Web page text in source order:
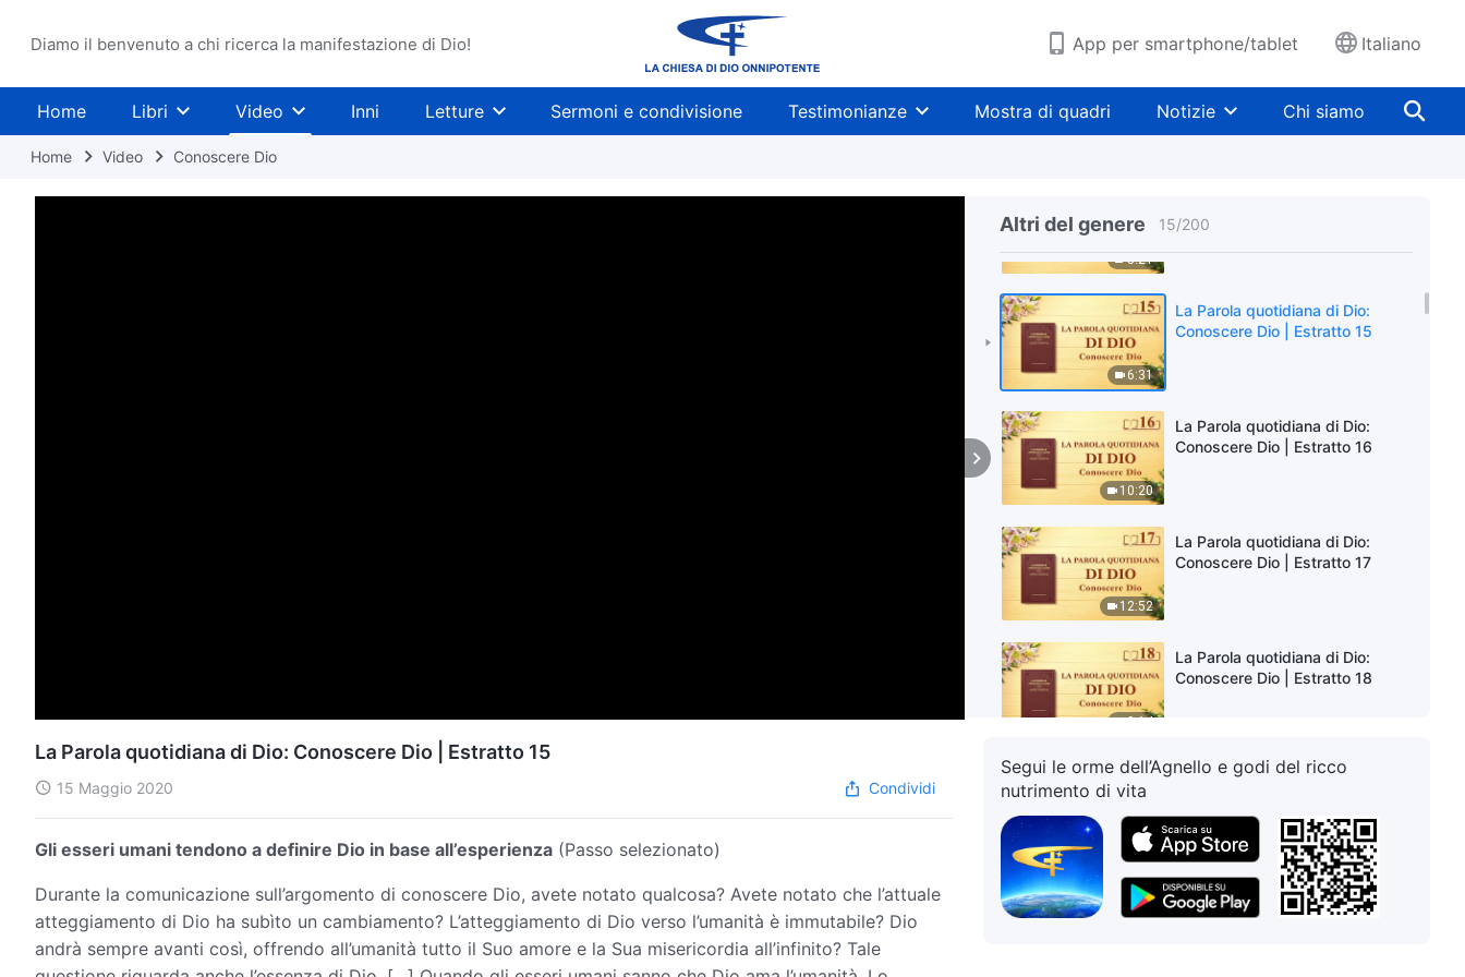
Diamo il benvenuto a chi ricerca la manifestazione di Dio! App per smartphone/tablet Italiano
Home Libri Video Inni Letture Sermoni e condivisione Testimonianze Mostra di quadri Notizie Chi siamo
Home Video Conoscere Dio
Altri del genere 15/200
5:21
Conoscere Dio | Estratto 14
6:31
La Parola quotidiana di Dio:
Conoscere Dio | Estratto 15
10:20
La Parola quotidiana di Dio:
Conoscere Dio | Estratto 16
12:52
La Parola quotidiana di Dio:
Conoscere Dio | Estratto 17
9:14
La Parola quotidiana di Dio:
Conoscere Dio | Estratto 18
5:49
La Parola quotidiana di Dio:
La Parola quotidiana di Dio:
Conoscere Dio | Estratto 20
La Parola quotidiana di Dio: Conoscere Dio | Estratto 15
15 Maggio 2020 Condividi
Gli esseri umani tendono a definire Dio in base all’esperienza (Passo selezionato)
Durante la comunicazione sull’argomento di conoscere Dio, avete notato qualcosa? Avete notato che l’attuale
atteggiamento di Dio ha subìto un cambiamento? L’atteggiamento di Dio verso l’umanità è immutabile? Dio
andrà sempre avanti così, offrendo all’umanità tutto il Suo amore e la Sua misericordia all’infinito? Tale
Segui le orme dell’Agnello e godi del ricco
nutrimento di vita